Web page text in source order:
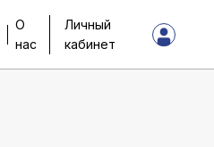
О
нас
Личный
кабинет